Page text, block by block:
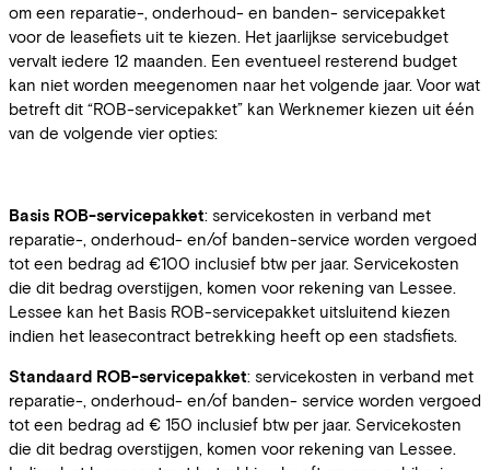
om een reparatie-, onderhoud- en banden- servicepakket
voor de leasefiets uit te kiezen. Het jaarlijkse servicebudget
vervalt iedere 12 maanden. Een eventueel resterend budget
kan niet worden meegenomen naar het volgende jaar. Voor wat
betreft dit “ROB-servicepakket” kan Werknemer kiezen uit één
van de volgende vier opties:
Basis ROB-servicepakket: servicekosten in verband met
reparatie-, onderhoud- en/of banden-service worden vergoed
tot een bedrag ad €100 inclusief btw per jaar. Servicekosten
die dit bedrag overstijgen, komen voor rekening van Lessee.
Lessee kan het Basis ROB-servicepakket uitsluitend kiezen
indien het leasecontract betrekking heeft op een stadsfiets.
Standaard ROB-servicepakket: servicekosten in verband met
reparatie-, onderhoud- en/of banden- service worden vergoed
tot een bedrag ad € 150 inclusief btw per jaar. Servicekosten
die dit bedrag overstijgen, komen voor rekening van Lessee.